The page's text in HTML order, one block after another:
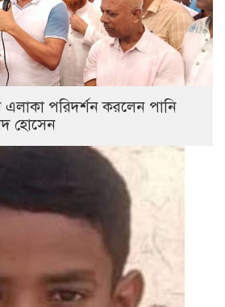
পরিদর্শন করলেন পানি
হোসেন